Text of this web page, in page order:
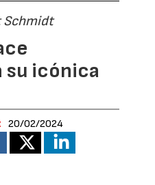
Schmidt
icónica
20/02/2024